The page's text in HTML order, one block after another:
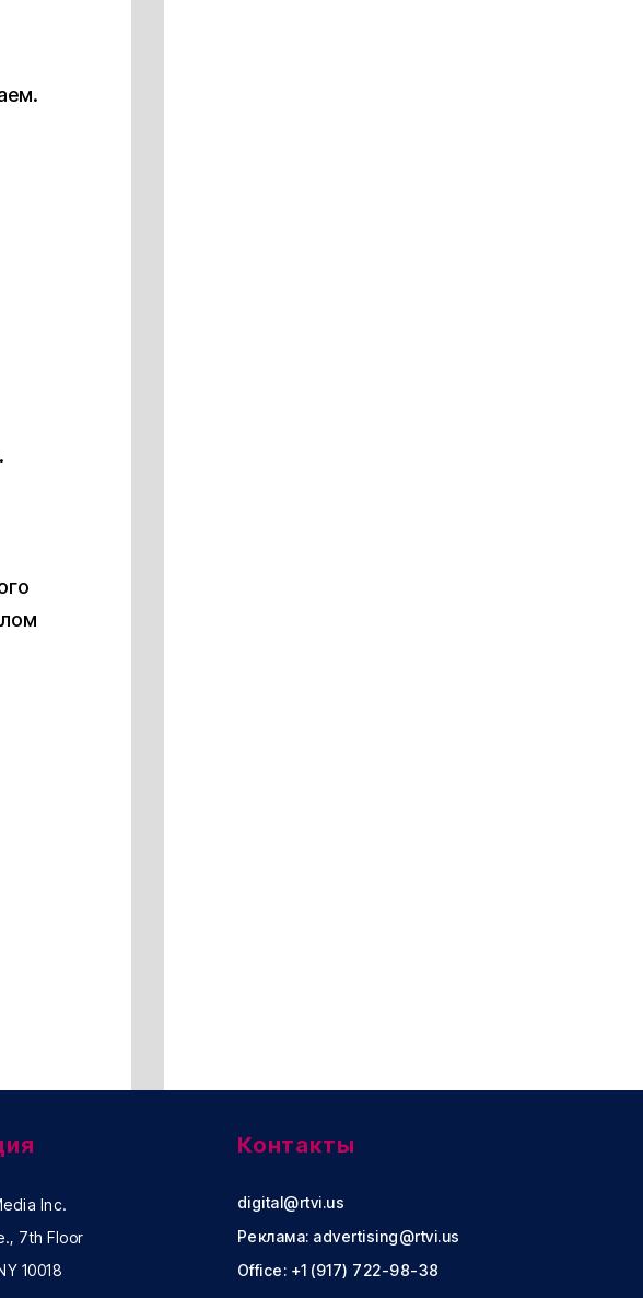
Inc.
7th Floor
10018
Контакты
digital@rtvi.us
Реклама: advertising@rtvi.us
Office: +1 (917) 722-98-38